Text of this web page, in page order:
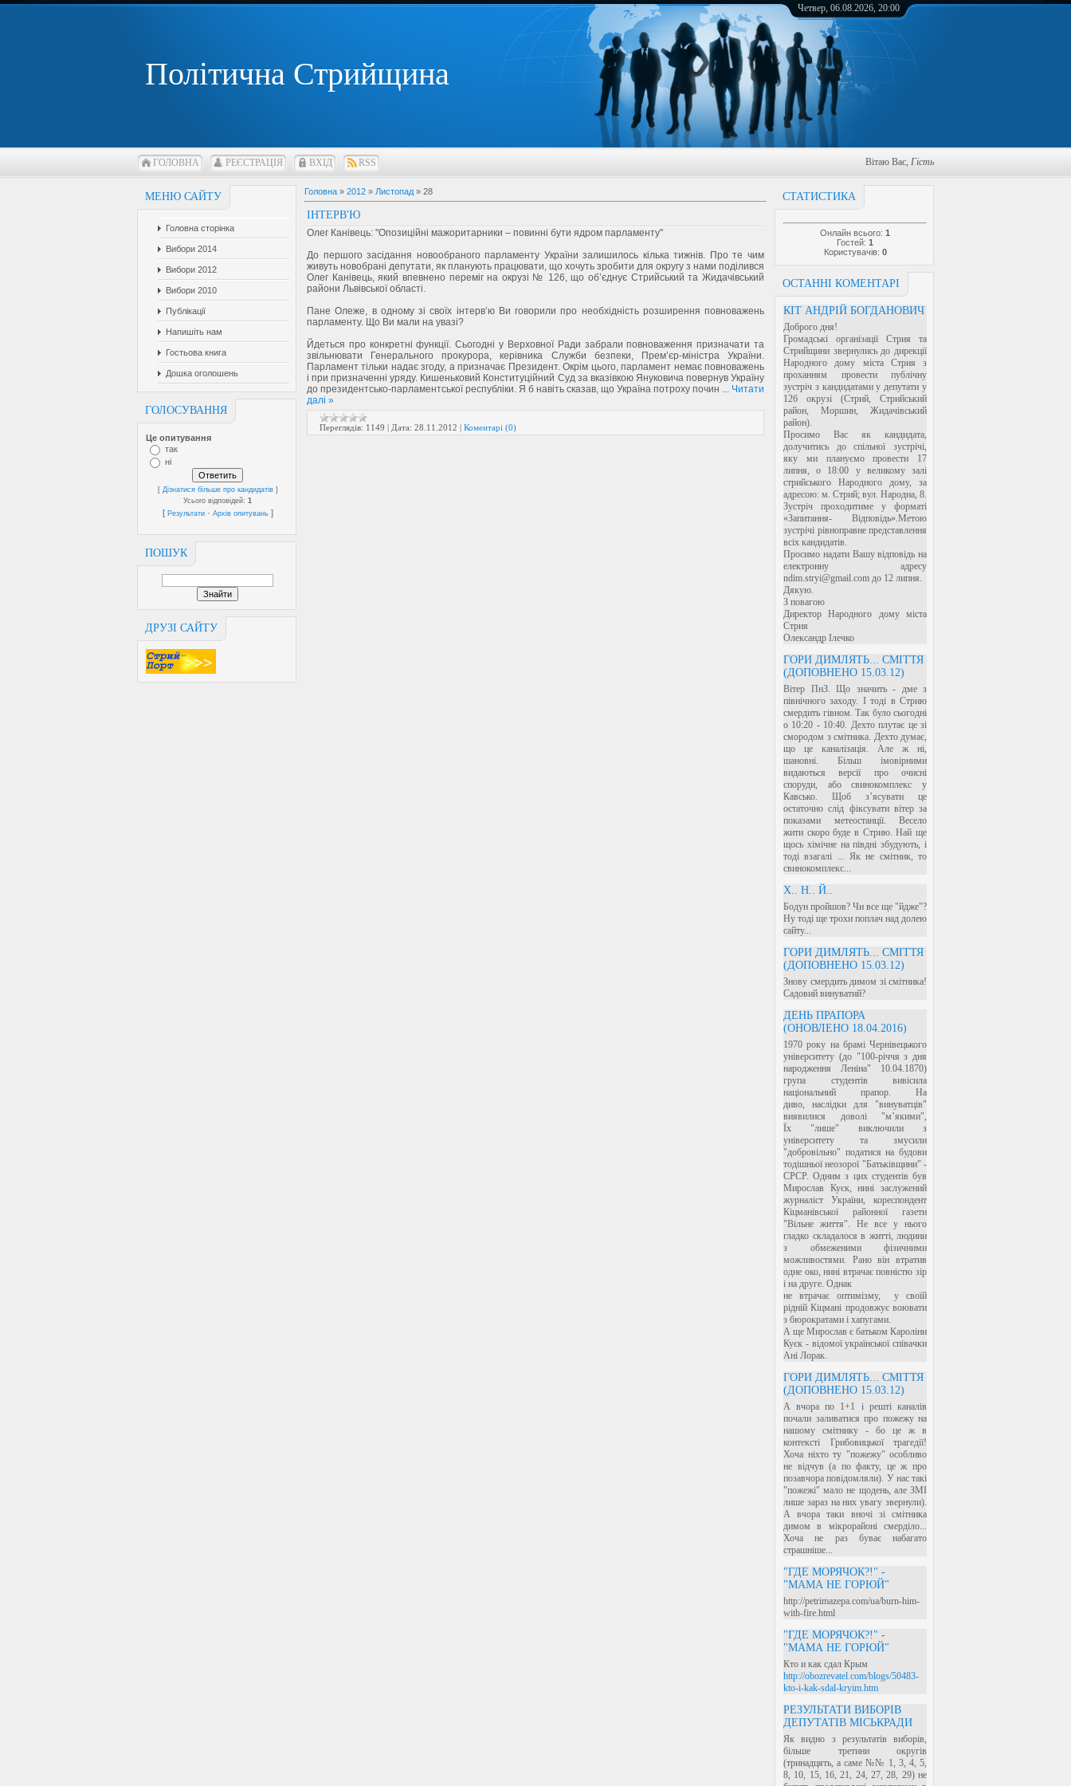
Політична Стрийщина
Четвер, 06.08.2026, 20:00
ГОЛОВНА РЕЄСТРАЦІЯ ВХІД RSS Вітаю Вас, Гість
МЕНЮ САЙТУ
Головна сторінка
Вибори 2014
Вибори 2012
Вибори 2010
Публікації
Напишіть нам
Гостьова книга
Дошка оголошень
ГОЛОСУВАННЯ
Це опитування
так
ні
[ Дізнатися більше про кандидатів]
Усього відповідей: 1
[ Результати· Архів опитувань]
ПОШУК
ДРУЗІ САЙТУ
СТАТИСТИКА
Онлайн всього: 1
Гостей: 1
Користувачів: 0
ОСТАННІ КОМЕНТАРІ
КІТ АНДРІЙ БОГДАНОВИЧ
Доброго дня!
Громадські організації Стрия та
Стрийщини звернулись до дирекції
Народного дому міста Стрия з
проханням провести публічну
зустріч з кандидатами у депутати у
126 окрузі (Стрий, Стрийський
район, Моршин, Жидачівський
район).
Просимо Вас як кандидата,
долучитись до спільної зустрічі,
яку ми плануємо провести 17
липня, о 18:00 у великому залі
стрийського Народного дому, за
адресою: м. Стрий; вул. Народна, 8.
Зустріч проходитиме у форматі
«Запитання- Відповідь».Метою
зустрічі рівноправне представлення
всіх кандидатів.
Просимо надати Вашу відповідь на
електронну адресу
ndim.stryi@gmail.com до 12 липня.
Дякую.
З повагою
Директор Народного дому міста
Стрия
Олександр Ілечко
ГОРИ ДИМЛЯТЬ... СМІТТЯ
(ДОПОВНЕНО 15.03.12)
Вітер ПнЗ. Що значить - дме з
північного заходу. І тоді в Стрию
смердить гівном. Так було сьогодні
о 10:20 - 10:40. Дехто плутає це зі
смородом з смітника. Дехто думає,
що це каналізація. Але ж ні,
шановні. Більш імовірними
видаються версії про очисні
споруди, або свинокомплекс у
Кавсько. Щоб з’ясувати це
остаточно слід фіксувати вітер за
показами метеостанції. Весело
жити скоро буде в Стрию. Най ще
щось хімічне на півдні збудують, і
тоді взагалі ... Як не смітник, то
свинокомплекс...
Х.. Н.. Й..
Бодун пройшов? Чи все ще "йдже"?
Ну тоді ще трохи поплач над долею
сайту...
ГОРИ ДИМЛЯТЬ... СМІТТЯ
(ДОПОВНЕНО 15.03.12)
Знову смердить димом зі смітника!
Садовий винуватий?
ДЕНЬ ПРАПОРА
(ОНОВЛЕНО 18.04.2016)
1970 року на брамі Чернівецького
університету (до "100-річчя з дня
народження Леніна" 10.04.1870)
група студентів вивісила
національний прапор. На
диво, наслідки для "винуватців"
виявилися доволі "м’якими",
Їх "лише" виключили з
університету та змусили
"добровільно" податися на будови
тодішньої неозорої "Батьківщини" -
СРСР. Одним з цих студентів був
Мирослав Куєк, нині заслужений
журналіст України, кореспондент
Кіцманівської районної газети
"Вільне життя". Не все у нього
гладко складалося в житті, людини
з обмеженими фізичними
можливостями. Рано він втратив
одне око, нині втрачає повністю зір
і на друге. Однак
не втрачає оптимізму, у своїй
рідній Кіцмані продовжує воювати
з бюрократами і хапугами.
А ще Мирослав є батьком Кароліни
Куєк - відомої української співачки
Ані Лорак.
ГОРИ ДИМЛЯТЬ... СМІТТЯ
(ДОПОВНЕНО 15.03.12)
А вчора по 1+1 і решті каналів
почали заливатися про пожежу на
нашому смітнику - бо це ж в
контексті Грибовицької трагедії!
Хоча ніхто ту "пожежу" особливо
не відчув (а по факту, це ж про
позавчора повідомляли). У нас такі
"пожежі" мало не щодень, але ЗМІ
лише зараз на них увагу звернули).
А вчора таки вночі зі смітника
димом в мікрорайоні смерділо...
Хоча не раз буває набагато
страшніше...
"ГДЕ МОРЯЧОК?!" -
"МАМА НЕ ГОРЮЙ"
http://petrimazepa.com/ua/burn-him-
with-fire.html
"ГДЕ МОРЯЧОК?!" -
"МАМА НЕ ГОРЮЙ"
Кто и как сдал Крым
http://obozrevatel.com/blogs/50483-
kto-i-kak-sdal-kryim.htm
РЕЗУЛЬТАТИ ВИБОРІВ
ДЕПУТАТІВ МІСЬКРАДИ
Як видно з результатів виборів,
більше третини округів
(тринадцять, а саме №№ 1, 3, 4, 5,
8, 10, 15, 16, 21, 24, 27, 28, 29) не
Головна » 2012 » Листопад » 28
ІНТЕРВ'Ю
Олег Канівець: "Опозиційні мажоритарники – повинні бути ядром парламенту"
До першого засідання новообраного парламенту України залишилось кілька тижнів. Про те чим
живуть новобрані депутати, як планують працювати, що хочуть зробити для округу з нами поділився
Олег Канівець, який впевнено переміг на окрузі № 126, що об’єднує Стрийський та Жидачівський
райони Львівської області.
Пане Олеже, в одному зі своїх інтерв’ю Ви говорили про необхідність розширення повноважень
парламенту. Що Ви мали на увазі?
Йдеться про конкретні функції. Сьогодні у Верховної Ради забрали повноваження призначати та
звільнювати Генерального прокурора, керівника Служби безпеки, Прем’єр-міністра України.
Парламент тільки надає згоду, а призначає Президент. Окрім цього, парламент немає повноважень
і при призначенні уряду. Кишеньковий Конституційний Суд за вказівкою Януковича повернув Україну
до президентсько-парламентської республіки. Я б навіть сказав, що Україна потроху почин ... Читати
далі »
Переглядів: 1149 | Дата: 28.11.2012 | Коментарі (0)